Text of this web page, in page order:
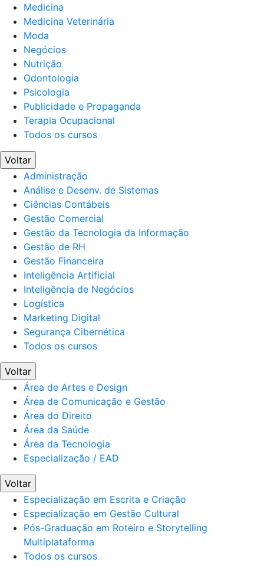
Medicina
Medicina Veterinária
Moda
Negócios
Nutrição
Odontologia
Psicologia
Publicidade e Propaganda
Terapia Ocupacional
Todos os cursos
Voltar
Administração
Análise e Desenv. de Sistemas
Ciências Contábeis
Gestão Comercial
Gestão da Tecnologia da Informação
Gestão de RH
Gestão Financeira
Inteligência Artificial
Inteligência de Negócios
Logística
Marketing Digital
Segurança Cibernética
Todos os cursos
Voltar
Área de Artes e Design
Área de Comunicação e Gestão
Área do Direito
Área da Saúde
Área da Tecnologia
Especialização / EAD
Voltar
Especialização em Escrita e Criação
Especialização em Gestão Cultural
Pós-Graduação em Roteiro e Storytelling
Multiplataforma
Todos os cursos